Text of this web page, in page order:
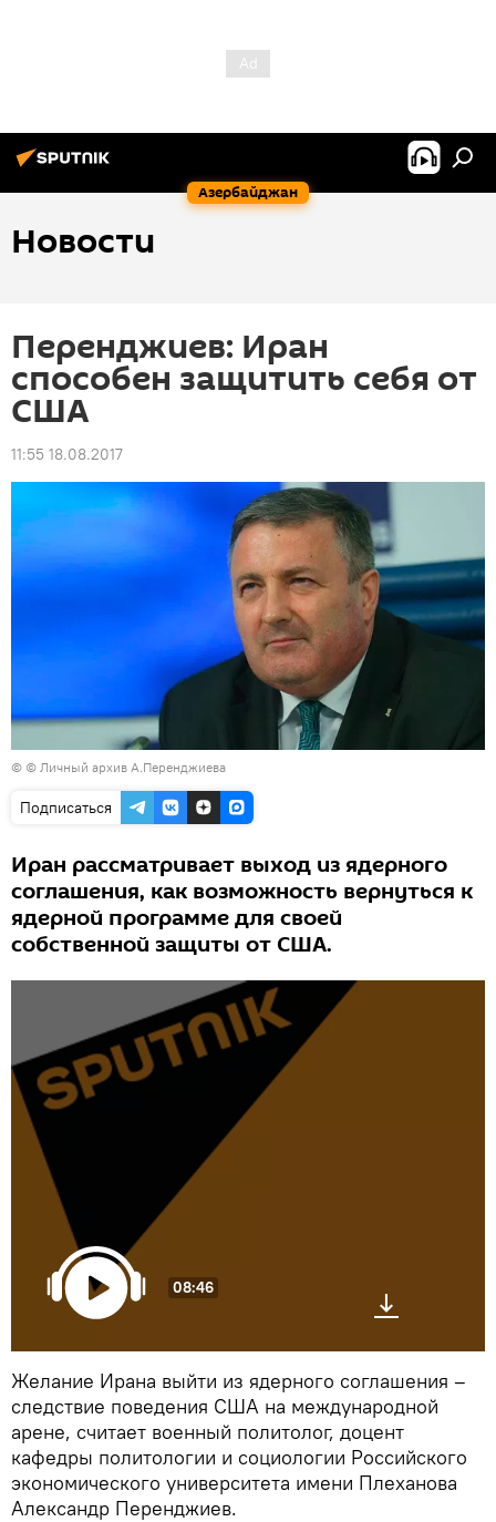
Азербайджан
Новости
Перенджиев: Иран
способен защитить себя от
США
11:55 18.08.2017
© © Личный архив А.Перенджиева
Подписаться
Иран рассматривает выход из ядерного
соглашения, как возможность вернуться к
ядерной программе для своей
собственной защиты от США.
08:46
Желание Ирана выйти из ядерного соглашения –
следствие поведения США на международной
арене, считает военный политолог, доцент
кафедры политологии и социологии Российского
экономического университета имени Плеханова
Александр Перенджиев.